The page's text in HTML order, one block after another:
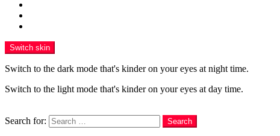
Switch skin
Switch to the dark mode that's kinder on your eyes at night time.
Switch to the light mode that's kinder on your eyes at day time.
Search for:
Search